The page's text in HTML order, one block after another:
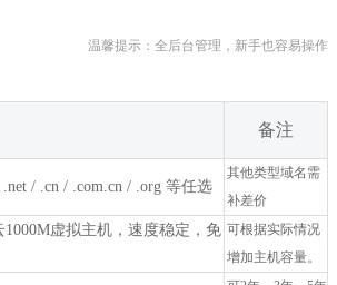
温馨提示：全后台管理，新手也容易操作
备注
.net / .cn / .com.cn / .org 等任选
其他类型域名需
补差价
1000M虚拟主机，速度稳定，免 可根据实际情况
增加主机容量。